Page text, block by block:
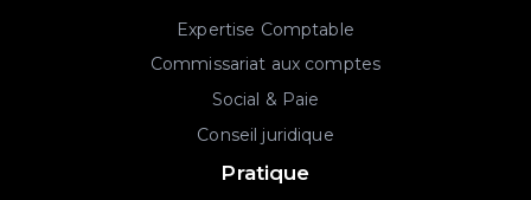
Expertise Comptable
Commissariat aux comptes
Social & Paie
Conseil juridique
Pratique